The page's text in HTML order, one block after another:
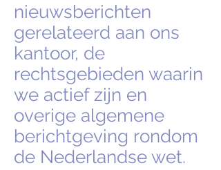
nieuwsberichten
gerelateerd aan ons
kantoor, de
rechtsgebieden waarin
we actief zijn en
overige algemene
berichtgeving rondom
de Nederlandse wet.